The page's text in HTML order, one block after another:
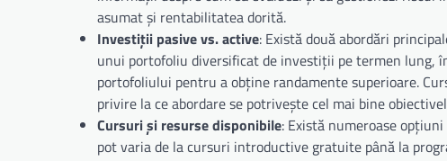
asumat și rentabilitatea dorită.
Investiții pasive vs. active: Există două abordări
unui portofoliu diversificat de investiții pe termen lung,
portofoliului pentru a obține randamente superioare.
privire la ce abordare se potrivește cel mai bine
Cursuri și resurse disponibile: Există numeroase
pot varia de la cursuri introductive gratuite până la